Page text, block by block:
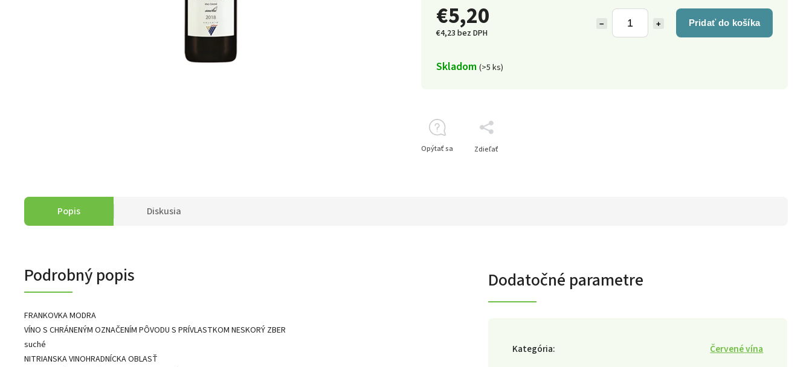
€5,20
€4,23 bez DPH
+
− Pridať do košíka
Skladom (>5 ks)
Opýtať sa Zdieľať
Popis Diskusia
Podrobný popis
FRANKOVKA MODRA
VÍNO S CHRÁNENÝM OZNAČENÍM PÔVODU S PRÍVLASTKOM NESKORÝ ZBER
suché
NITRIANSKA VINOHRADNÍCKA OBLASŤ
Dodatočné parametre
Kategória: Červené vína